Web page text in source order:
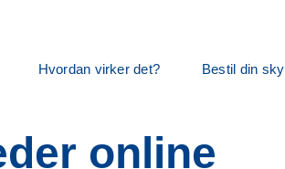
Hvordan virker det? Bestil din sky
online